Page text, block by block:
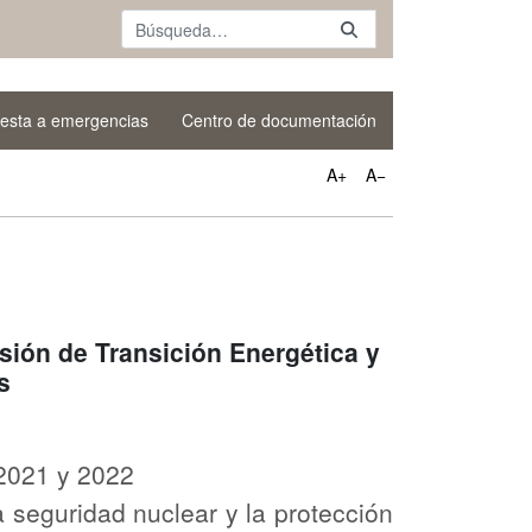
a emergencias Centro de documentación
A+ A−
de Transición Energética y
y 2022
nuclear y la protección